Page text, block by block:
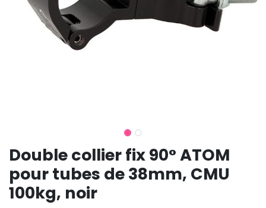
Double collier fix 90° ATOM
pour tubes de 38mm, CMU
100kg, noir